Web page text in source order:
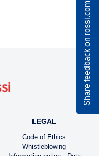
LEGAL
Code of Ethics
Whistleblowing
Share feedback on rossi.com